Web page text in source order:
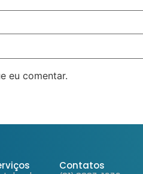
eu comentar.
Contatos